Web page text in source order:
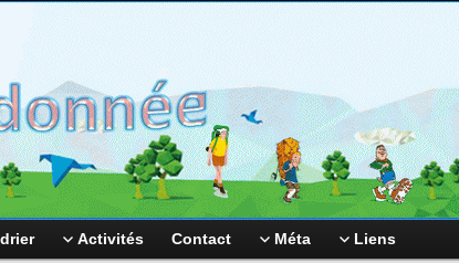
Activités Contact Méta Liens